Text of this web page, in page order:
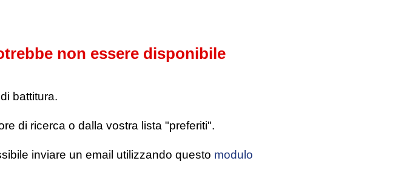
non essere disponibile
battitura.
di ricerca o dalla vostra lista "preferiti".
inviare un email utilizzando questo modulo